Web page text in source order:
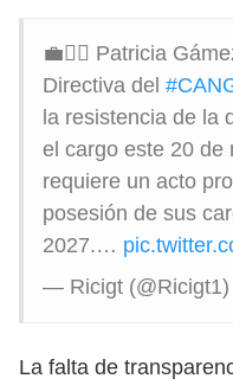
💼👩‍⚖️ Patricia
Directiva del
la resistencia de la
el cargo este 20
requiere un acto
posesión de sus
2027.…
— Ricigt (@Ricigt1)
La falta de